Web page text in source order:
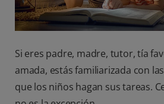
Si eres padre, madre, tutor, tía
amada, estás familiarizada con
que los niños hagan sus tareas.